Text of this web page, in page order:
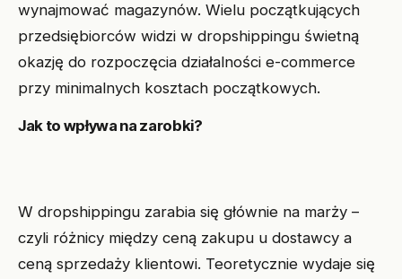
wynajmować magazynów. Wielu początkujących
przedsiębiorców widzi w dropshippingu świetną
okazję do rozpoczęcia działalności e-commerce
przy minimalnych kosztach początkowych.
Jak to wpływa na zarobki?
W dropshippingu zarabia się głównie na marży –
czyli różnicy między ceną zakupu u dostawcy a
ceną sprzedaży klientowi. Teoretycznie wydaje się